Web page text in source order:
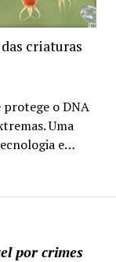
por crimes
criaturas
o DNA
Uma
e…